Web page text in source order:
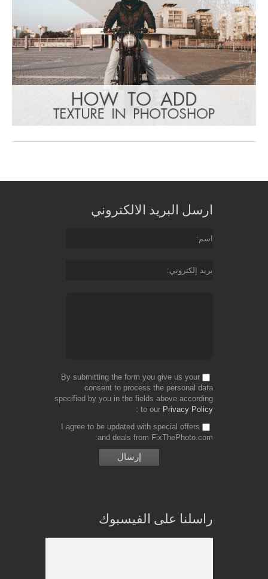
ارسل البريد الالكتروني
اسم
بريد إلكتروني
By submitting the form you give us your
consent to process the personal data
specified by you in the fields above according
to our Privacy Policy
I agree to be updated with special offers
and deals from FixThePhoto.com
راسلنا على الفيسبوك